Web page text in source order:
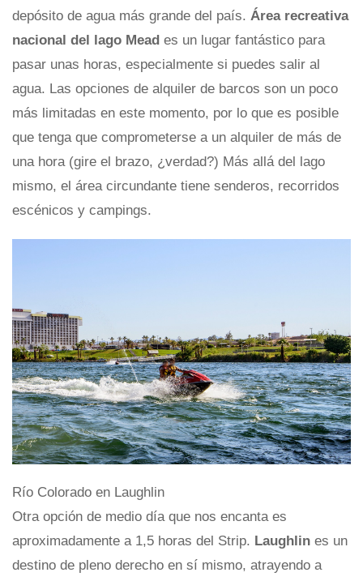
depósito de agua más grande del país. Área recreativa
nacional del lago Mead es un lugar fantástico para
pasar unas horas, especialmente si puedes salir al
agua. Las opciones de alquiler de barcos son un poco
más limitadas en este momento, por lo que es posible
que tenga que comprometerse a un alquiler de más de
una hora (gire el brazo, ¿verdad?) Más allá del lago
mismo, el área circundante tiene senderos, recorridos
escénicos y campings.
Río Colorado en Laughlin
Otra opción de medio día que nos encanta es
aproximadamente a 1,5 horas del Strip. Laughlin es un
destino de pleno derecho en sí mismo, atrayendo a